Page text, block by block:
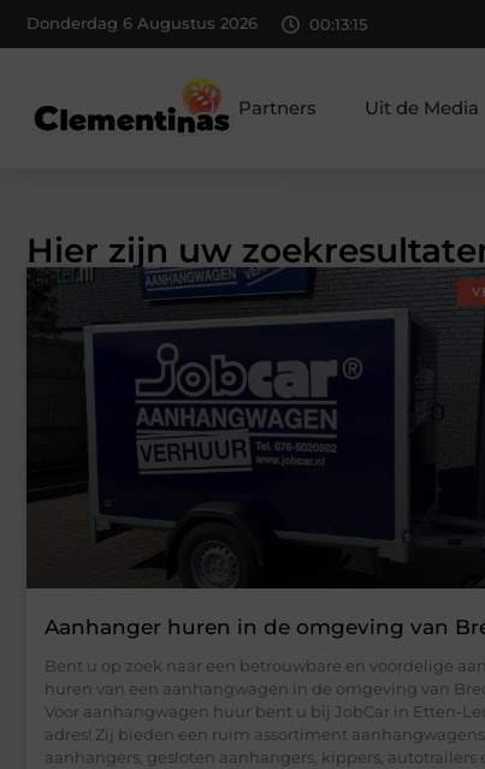
Donderdag 6 Augustus 2026 00:13:15
Partners Uit de Media
Hier zijn uw
Aanhanger huren in de omgeving van
Bent u op zoek naar een betrouwbare en voordelige
huren van een aanhangwagen in de omgeving van
Voor aanhangwagen huur bent u bij JobCar in Etten-
adres! Zij bieden een ruim assortiment
aanhangers, gesloten aanhangers, kippers, autotrailers